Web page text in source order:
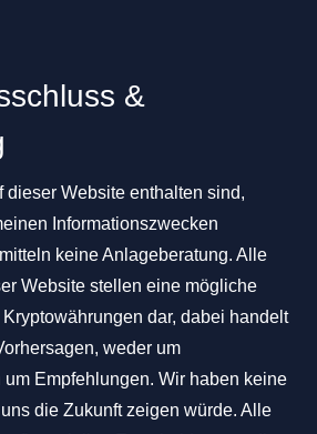
&
dieser Website enthalten sind,
Informationszwecken
keine Anlageberatung. Alle
Website stellen eine mögliche
dar, dabei handelt
weder um
Empfehlungen. Wir haben keine
die Zukunft zeigen würde. Alle